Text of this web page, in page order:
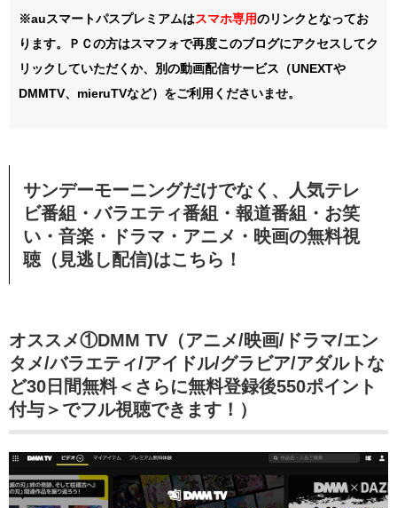
※auスマートパスプレミアムはスマホ専用のリンクとなってお
ります。ＰＣの方はスマフォで再度このブログにアクセスしてク
リックしていただくか、別の動画配信サービス（UNEXTや
DMMTV、mieruTVなど）をご利用くださいませ。
サンデーモーニングだけでなく、人気テレ
ビ番組・バラエティ番組・報道番組・お笑
い・音楽・ドラマ・アニメ・映画の無料視
聴（見逃し配信)はこちら！
オススメ①DMM TV（アニメ/映画/ドラマ/エン
タメ/バラエティ/アイドル/グラビア/アダルトな
ど30日間無料＜さらに無料登録後550ポイント
付与＞でフル視聴できます！）